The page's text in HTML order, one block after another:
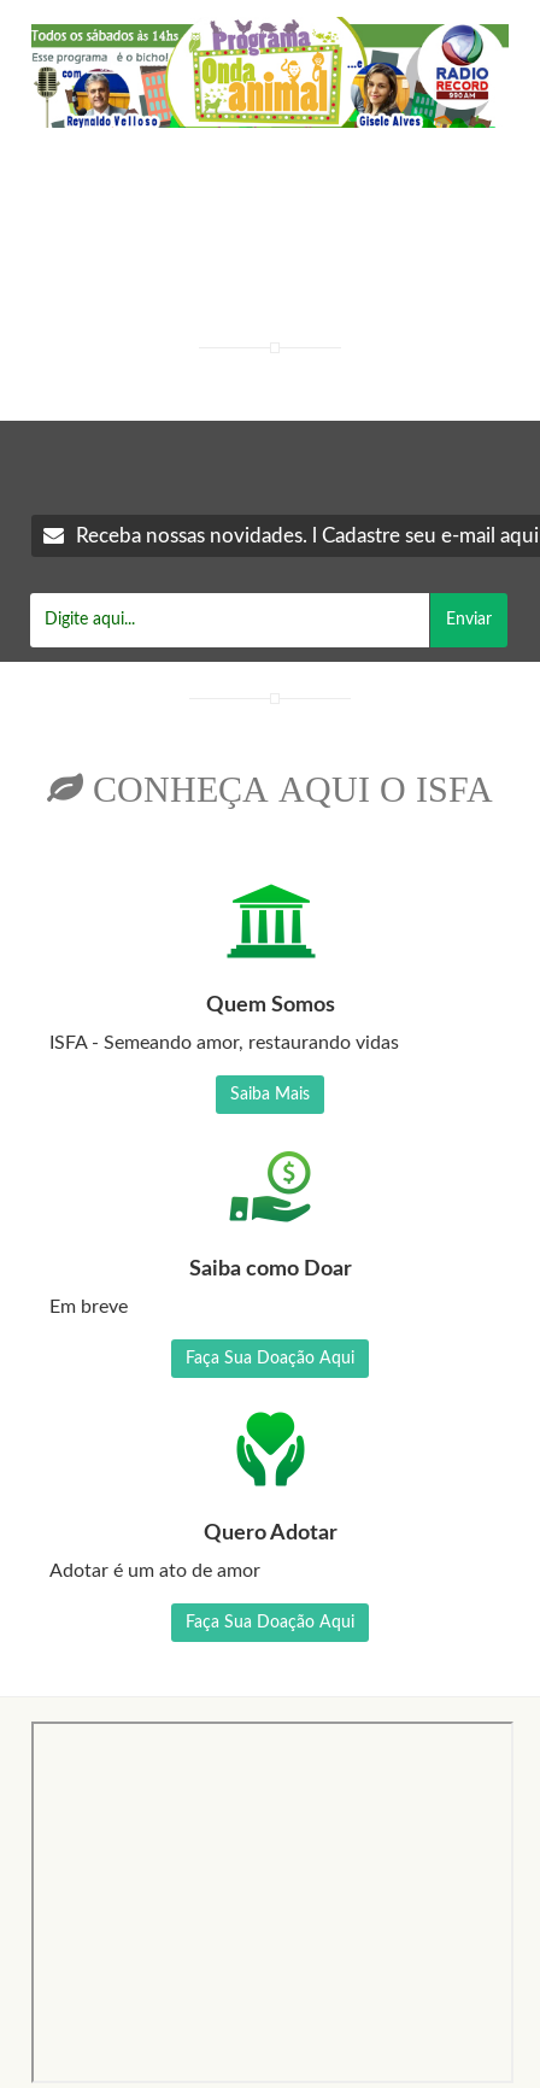
Receba nossas novidades. l Cadastre seu e-mail aqui
Enviar
CONHEÇA AQUI O ISFA
Quem Somos
ISFA - Semeando amor, restaurando vidas
Saiba Mais
Saiba como Doar
Em breve
Faça Sua Doação Aqui
Quero Adotar
Adotar é um ato de amor
Faça Sua Doação Aqui